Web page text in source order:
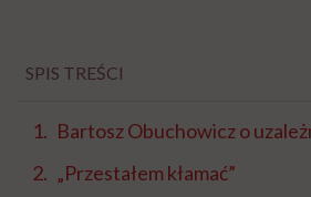
SPIS TREŚCI
Bartosz Obuchowicz o
„Przestałem kłamać”